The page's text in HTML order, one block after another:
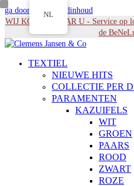
ga door naar Hoofdinhoud
WIJ KOMEN NAAR U - Service op
de
TEXTIEL
NIEUWE HITS
COLLECTIE PER
PARAMENTEN
KAZUIFELS
WIT
GROEN
PAARS
ROOD
ZWART
ROZE
NL